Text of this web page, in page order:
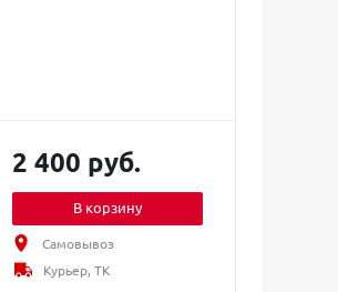
2 400 руб.
В корзину
Самовывоз
Курьер, ТК